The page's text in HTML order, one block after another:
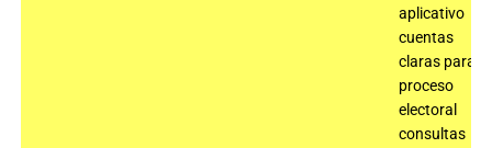
aplicativo
cuentas
claras para el
proceso
electoral
consultas